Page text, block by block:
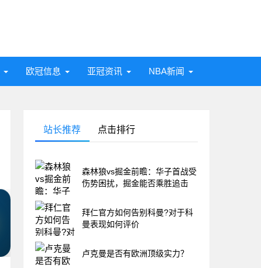
欧冠信息 亚冠资讯 NBA新闻
站长推荐 点击排行
森林狼vs掘金前瞻：华子首战受
伤势困扰，掘金能否乘胜追击
拜仁官方如何告别科曼?对于科
曼表现如何评价
卢克曼是否有欧洲顶级实力？